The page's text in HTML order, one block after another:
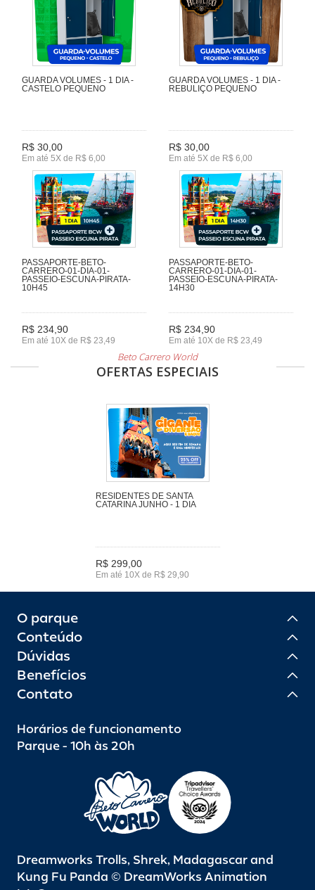
GUARDA VOLUMES - 1 DIA -
CASTELO PEQUENO
R$ 30,00
Em até 5X de R$ 6,00
GUARDA VOLUMES - 1 DIA -
REBULIÇO PEQUENO
R$ 30,00
Em até 5X de R$ 6,00
PASSAPORTE-BETO-
CARRERO-01-DIA-01-
PASSEIO-ESCUNA-PIRATA-
10H45
R$ 234,90
Em até 10X de R$ 23,49
PASSAPORTE-BETO-
CARRERO-01-DIA-01-
PASSEIO-ESCUNA-PIRATA-
14H30
R$ 234,90
Em até 10X de R$ 23,49
Beto Carrero World
OFERTAS ESPECIAIS
RESIDENTES DE SANTA
CATARINA JUNHO - 1 DIA
R$ 299,00
Em até 10X de R$ 29,90
O parque
Conteúdo
Dúvidas
Benefícios
Contato
Horários de funcionamento
Parque - 10h às 20h
Dreamworks Trolls, Shrek, Madagascar and
Kung Fu Panda © DreamWorks Animation